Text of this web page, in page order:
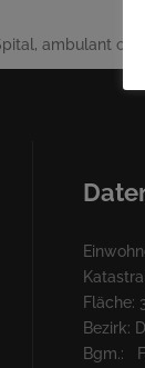
ambulant oder
Fläche:
Bezirk:
Bgm.: